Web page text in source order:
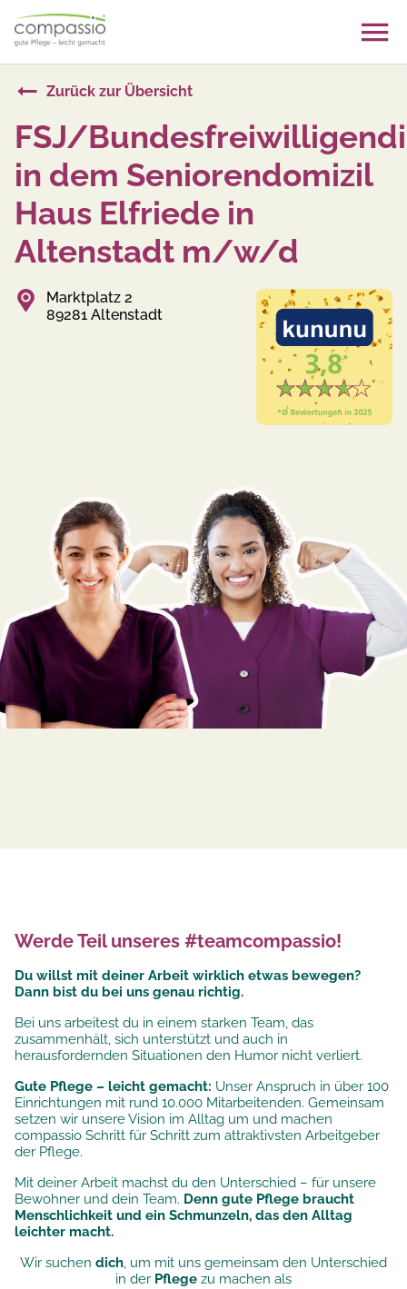
content
Zurück zur Übersicht
FSJ/
in dem Seniorendomizil
Haus Elfriede in
Altenstadt m/w/d
Marktplatz 2
89281 Altenstadt
Werde Teil unseres #teamcompassio!
Du willst mit deiner Arbeit wirklich etwas bewegen?
Dann bist du bei uns genau richtig.
Bei uns arbeitest du in einem starken Team, das
zusammenhält, sich unterstützt und auch in
herausfordernden Situationen den Humor nicht verliert.
Gute Pflege – leicht gemacht: Unser Anspruch in über 100
Einrichtungen mit rund 10.000 Mitarbeitenden. Gemeinsam
setzen wir unsereVision im Alltag um und machen
compassio Schritt für Schritt zum attraktivsten Arbeitgeber
der Pflege.
Mit deiner Arbeit machst du den Unterschied – für unsere
Bewohner und dein Team. Denn gute Pflege braucht
Menschlichkeit und ein Schmunzeln, das den Alltag
leichter macht.
Wir suchen dich, um mit uns gemeinsam den Unterschied
in der Pflege zu machen als